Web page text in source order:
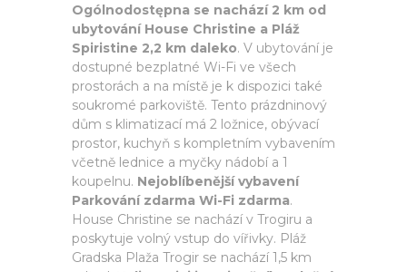
Ogólnodostępna se nachází 2 km od
ubytování House Christine a Pláž
Spiristine 2,2 km daleko. V ubytování je
dostupné bezplatné Wi-Fi ve všech
prostorách a na místě je k dispozici také
soukromé parkoviště. Tento prázdninový
dům s klimatizací má 2 ložnice, obývací
prostor, kuchyň s kompletním vybavením
včetně lednice a myčky nádobí a 1
koupelnu. Nejoblíbenější vybavení
Parkování zdarma Wi-Fi zdarma.
House Christine se nachází v Trogiru a
poskytuje volný vstup do vířivky. Pláž
Gradska Plaža Trogir se nachází 1,5 km